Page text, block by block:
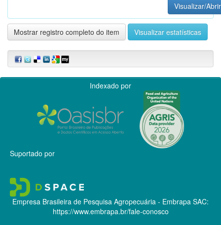
Visualizar/Abrir
Mostrar registro completo do item Visualizar estatísticas
Indexado por
Suportado por
Empresa Brasileira de Pesquisa Agropecuária - Embrapa SAC:
https://www.embrapa.br/fale-conosco